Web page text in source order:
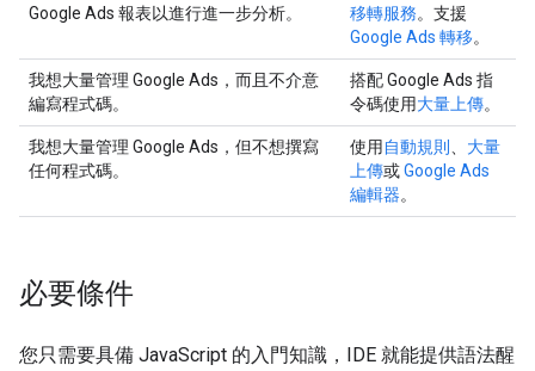
Google Ads 報表以進行進一步分析。
移轉服務。支援
Google Ads 轉移。
我想大量管理 Google Ads，而且不介意
編寫程式碼。
搭配 Google Ads 指
令碼使用大量上傳。
我想大量管理 Google Ads，但不想撰寫
任何程式碼。
使用 自動規則
大量
上傳或Google Ads
編輯器。
必要條件
您只需要具備 JavaScript 的入門知識，IDE 就能提供語法醒